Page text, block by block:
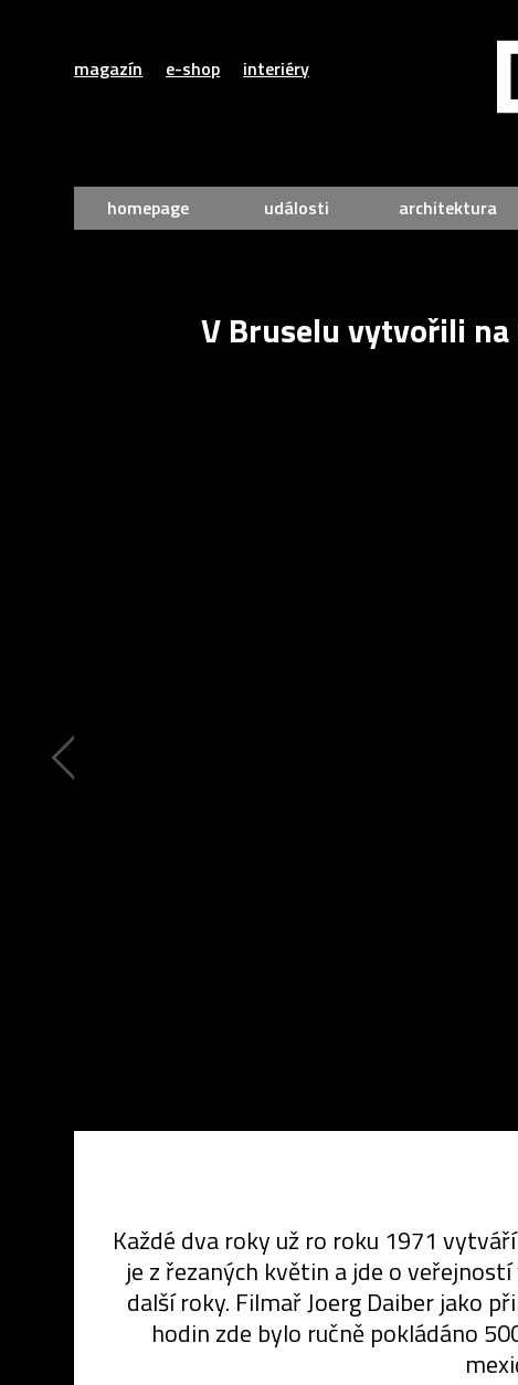
magazín e-shop interiéry
homepage události architektura
V Bruselu vytvořili
Každé dva roky už ro roku 1971
je z řezaných květin a jde o
další roky. Filmař Joerg Daiber jako
hodin zde bylo ručně pokládáno